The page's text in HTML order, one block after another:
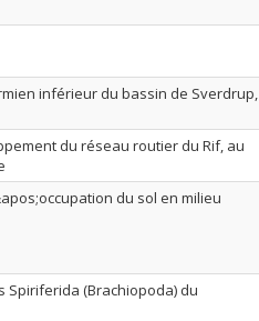
inférieur du bassin de Sverdrup,
du réseau routier du Rif, au
du sol en milieu
(Brachiopoda) du